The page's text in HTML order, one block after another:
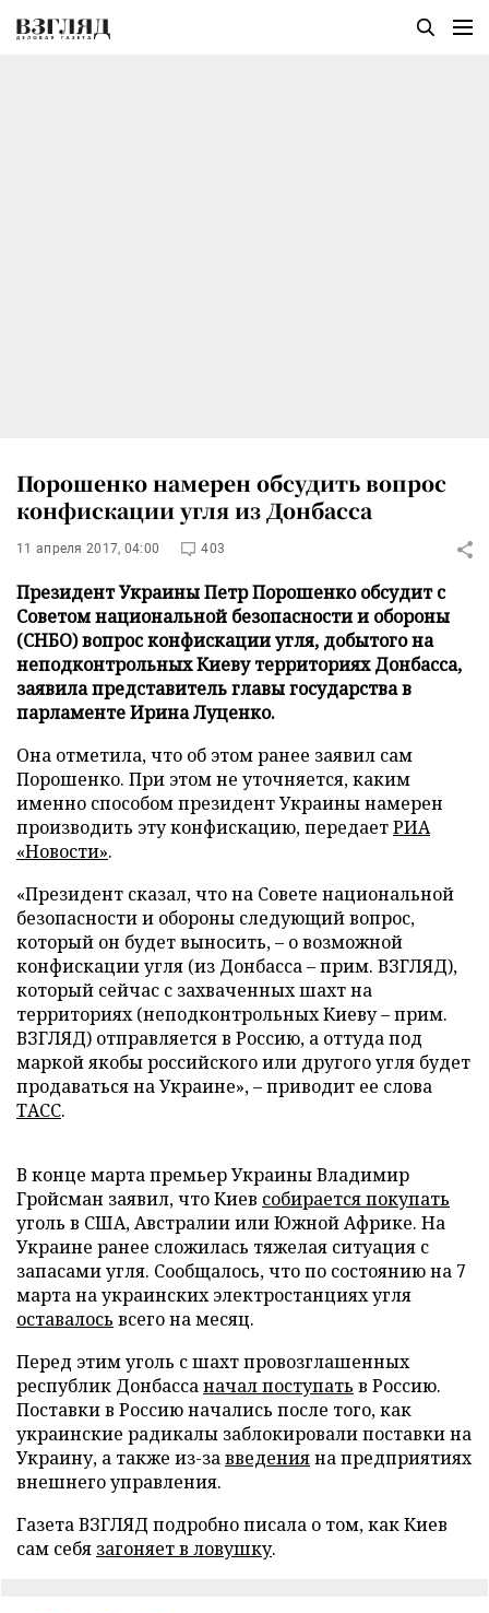
Порошенко намерен обсудить вопрос
конфискации угля из Донбасса
11 апреля 2017, 04:00 403
Президент Украины Петр Порошенко обсудит с
Советом национальной безопасности и обороны
(СНБО) вопрос конфискации угля, добытого на
неподконтрольных Киеву территориях Донбасса,
заявила представитель главы государства в
парламенте Ирина Луценко.
Она отметила, что об этом ранее заявил сам
Порошенко. При этом не уточняется, каким
именно способом президент Украины намерен
производить эту конфискацию, передаетРИА
«Новости».
«Президент сказал, что на Совете национальной
безопасности и обороны следующий вопрос,
который он будет выносить, – о возможной
конфискации угля (из Донбасса – прим. ВЗГЛЯД),
который сейчас с захваченных шахт на
территориях (неподконтрольных Киеву – прим.
ВЗГЛЯД) отправляется в Россию, а оттуда под
маркой якобы российского или другого угля будет
продаваться на Украине», – приводит ее слова
ТАСС.
В конце марта премьер Украины Владимир
Гройсман заявил, что Киев собирается покупать
уголь в США, Австралии или Южной Африке. На
Украине ранее сложилась тяжелая ситуация с
запасами угля. Сообщалось, что по состоянию на 7
марта на украинских электростанциях угля
оставалось всего на месяц.
Перед этим уголь с шахт провозглашенных
республик Донбассаначал поступать в Россию.
Поставки в Россию начались после того, как
украинские радикалы заблокировали поставки на
Украину, а также из-завведенияна предприятиях
внешнего управления.
Газета ВЗГЛЯД подробно писала о том, как Киев
сам себя загоняет в ловушку.